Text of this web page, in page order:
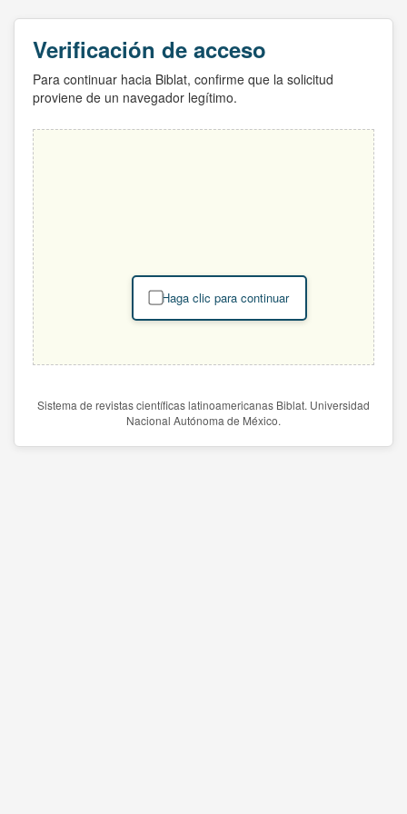
Verificación de acceso
Para continuar hacia Biblat, confirme que la solicitud
proviene de un navegador legítimo.
Haga clic para continuar
Sistema de revistas científicas latinoamericanas Biblat. Universidad
Nacional Autónoma de México.